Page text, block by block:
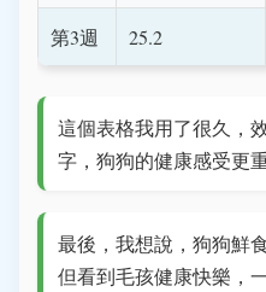
第3週 25.2
這個表格我用了很久，
字，狗狗的健康感受更重
最後，我想說，狗狗鮮
但看到毛孩健康快樂，